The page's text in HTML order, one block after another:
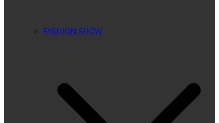
FASHION SHOW